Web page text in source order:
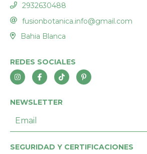
2932630488
fusionbotanica.info@gmail.com
Bahia Blanca
REDES SOCIALES
NEWSLETTER
SEGURIDAD Y CERTIFICACIONES